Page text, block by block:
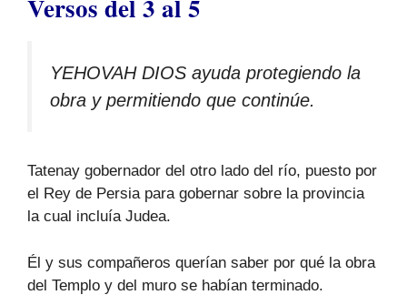
Versos del 3 al 5
YEHOVAH DIOS ayuda protegiendo la
obra y permitiendo que continúe.
Tatenay gobernador del otro lado del río, puesto por
el Rey de Persia para gobernar sobre la provincia
la cual incluía Judea.
Él y sus compañeros querían saber por qué la obra
del Templo y del muro se habían terminado.